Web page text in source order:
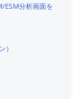
ESM分析画面を
）